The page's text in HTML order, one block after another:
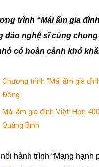
trình “Mái ấm gia
đảo nghệ sĩ cùng
có hoàn cảnh khó
Chương trình "Mái ấm gia
Đồng
Mái ấm gia đình Việt: Hơn
Quảng Bình
hành trình “Mang hạnh